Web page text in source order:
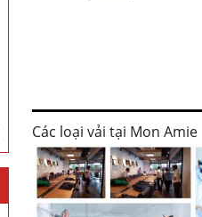
Các loại vải tại Mon Amie